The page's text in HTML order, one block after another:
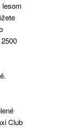
lesom
Club